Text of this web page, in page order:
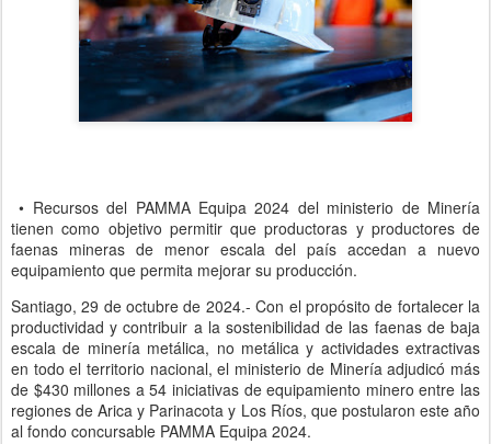
• Recursos del PAMMA Equipa 2024 del ministerio de Minería
tienen como objetivo permitir que productoras y productores de
faenas mineras de menor escala del país accedan a nuevo
equipamiento que permita mejorar su producción.
Santiago, 29 de octubre de 2024.- Con el propósito de fortalecer la
productividad y contribuir a la sostenibilidad de las faenas de baja
escala de minería metálica, no metálica y actividades extractivas
en todo el territorio nacional, el ministerio de Minería adjudicó más
de $430 millones a 54 iniciativas de equipamiento minero entre las
regiones de Arica y Parinacota y Los Ríos, que postularon este año
al fondo concursable PAMMA Equipa 2024.